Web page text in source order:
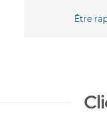
Être